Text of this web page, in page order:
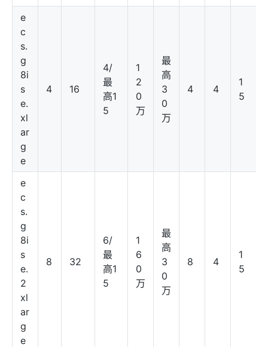
e
c
s.
g
8i
s
e.
xl
ar
g
e
4 16
4/
最
高1
5
1
2
0
万
最
高
3
0
万
4 4
1
5
e
c
s.
g
8i
s
e.
2
xl
ar
g
e
8 32
6/
最
高1
5
1
6
0
万
最
高
3
0
万
8 4
1
5